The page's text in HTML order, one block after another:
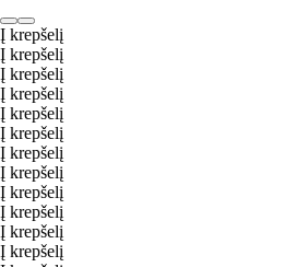
Į krepšelį
Į krepšelį
Į krepšelį
Į krepšelį
Į krepšelį
Į krepšelį
Į krepšelį
Į krepšelį
Į krepšelį
Į krepšelį
Į krepšelį
Į krepšelį